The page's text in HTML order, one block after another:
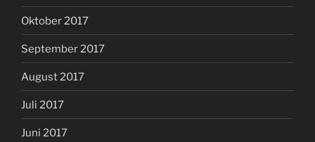
Oktober 2017
September 2017
August 2017
Juli 2017
Juni 2017